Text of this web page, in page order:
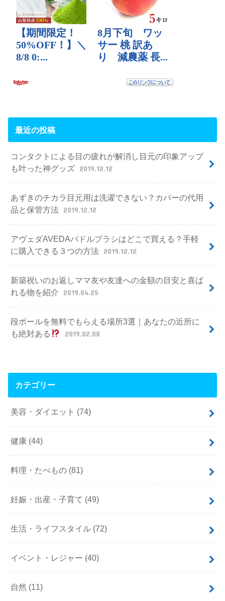
最近の投稿
コンタクトによる目の疲れが解消し目元の印象アップ
も叶った神グッズ 2019.12.12
あずきのチカラ目元用は洗濯できない？カバーの代用
品と保管方法 2019.12.12
アヴェダAVEDAパドルブラシはどこで買える？手軽
に購入できる３つの方法 2019.12.12
新築祝いのお返しママ友や友達への金額の目安と喜ば
れる物を紹介
2019.04.25
段ボールを無料でもらえる場所3選｜あなたの近所に
も絶対ある
2019.02.08
カテゴリー
美容・ダイエット (74)
健康 (44)
料理・たべもの (81)
妊娠・出産・子育て (49)
生活・ライフスタイル (72)
イベント・レジャー (40)
自然 (11)